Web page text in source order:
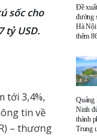
sốc cho
tỷ USD.
tới 3,4%,
tin về
– thương
Đề
đường
Hà
thêm
Quảng
Ninh
thành
Trung